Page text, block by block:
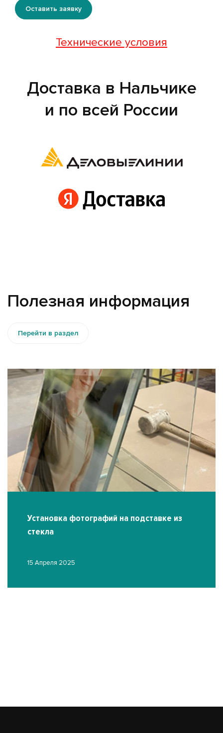
Оставить заявку
Технические условия
Доставка в Нальчике
и по всей России
Полезная информация
Перейти в раздел
Установка фотографий на подставке из
стекла
15 Апреля 2025